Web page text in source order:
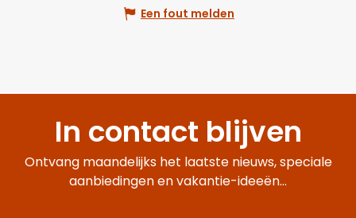
Een fout melden
In contact blijven
Ontvang maandelijks het laatste nieuws, speciale
aanbiedingen en vakantie-ideeën...